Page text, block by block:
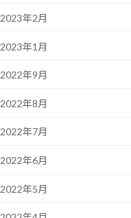
2023年2月
2023年1月
2022年9月
2022年8月
2022年7月
2022年6月
2022年5月